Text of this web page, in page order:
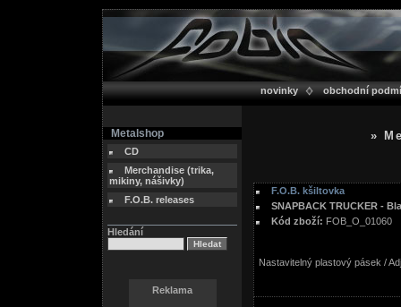
novinky obchodní
Metalshop
CD
Merchandise (trika,
mikiny, nášivky)
F.O.B. releases
Hledání
Reklama
»
F.O.B. kšiltovka
SNAPBACK TRUCKER -
Kód zboží: FOB_O_01060
Nastavitelný plastový pásek /